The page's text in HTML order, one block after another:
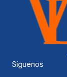
Síguenos